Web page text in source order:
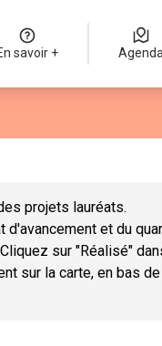
En savoir + Agenda
projets lauréats.
et du
sur "Réalisé"
sur la carte, en bas